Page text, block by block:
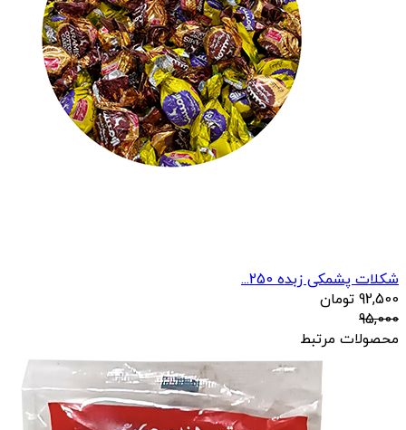
شکلات پشمکی زبده 250...
92,500 تومان
95,000
محصولات مرتبط